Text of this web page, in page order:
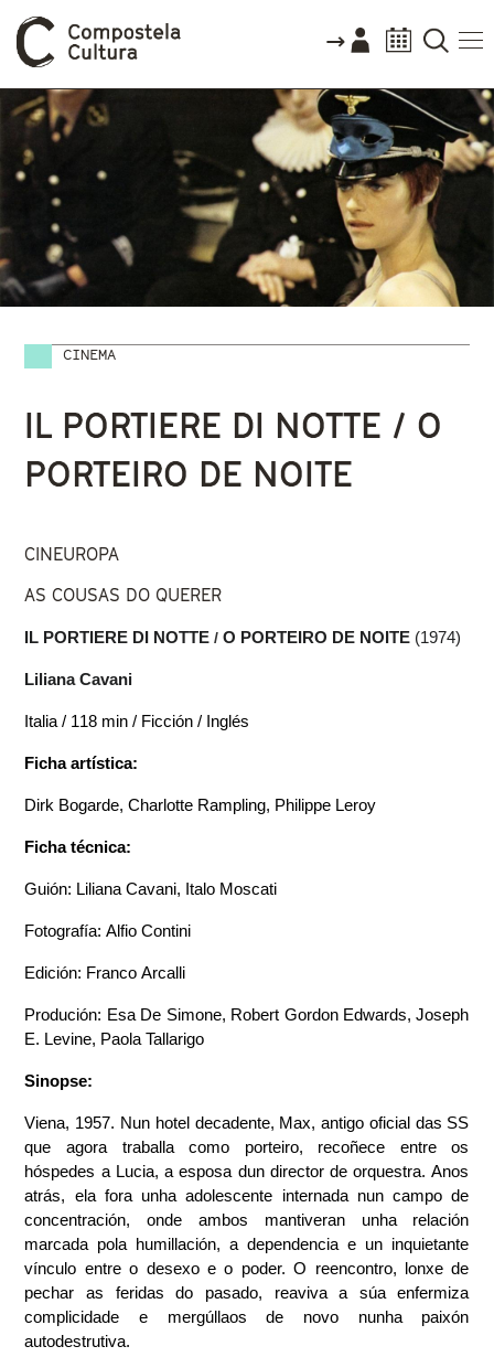
CINEMA
Vostede está aquí
IL PORTIERE DI NOTTE / O
PORTEIRO DE NOITE
CINEUROPA
AS COUSAS DO QUERER
IL PORTIERE DI NOTTE / O PORTEIRO DE NOITE (1974)
Liliana Cavani
Italia / 118 min / Ficción / Inglés
Ficha artística:
Dirk Bogarde, Charlotte Rampling, Philippe Leroy
Ficha técnica:
Guión: Liliana Cavani, Italo Moscati
Fotografía: Alfio Contini
Edición: Franco Arcalli
Produción: Esa De Simone, Robert Gordon Edwards, Joseph
E. Levine, Paola Tallarigo
Sinopse:
Viena, 1957. Nun hotel decadente, Max, antigo oficial das SS
que agora traballa como porteiro, recoñece entre os
hóspedes a Lucia, a esposa dun director de orquestra. Anos
atrás, ela fora unha adolescente internada nun campo de
concentración, onde ambos mantiveran unha relación
marcada pola humillación, a dependencia e un inquietante
vínculo entre o desexo e o poder. O reencontro, lonxe de
pechar as feridas do pasado, reaviva a súa enfermiza
complicidade e mergúllaos de novo nunha paixón
autodestrutiva.